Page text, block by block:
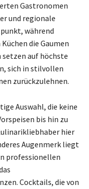
Gastronomen
und regionale
während
die Gaumen
setzen auf höchste
sich in stilvollen
zurückzulehnen.
Auswahl, die keine
bis hin zu
hier
Augenmerk liegt
professionellen
Cocktails, die von